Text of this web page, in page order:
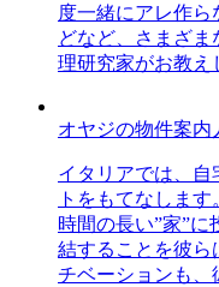
度一緒にアレ作
どなど、さまざ
理研究家がお教え
オヤジの物件案内
イタリアでは、自
トをもてなしま
時間の長い”家”
結することを彼ら
チベーションも、